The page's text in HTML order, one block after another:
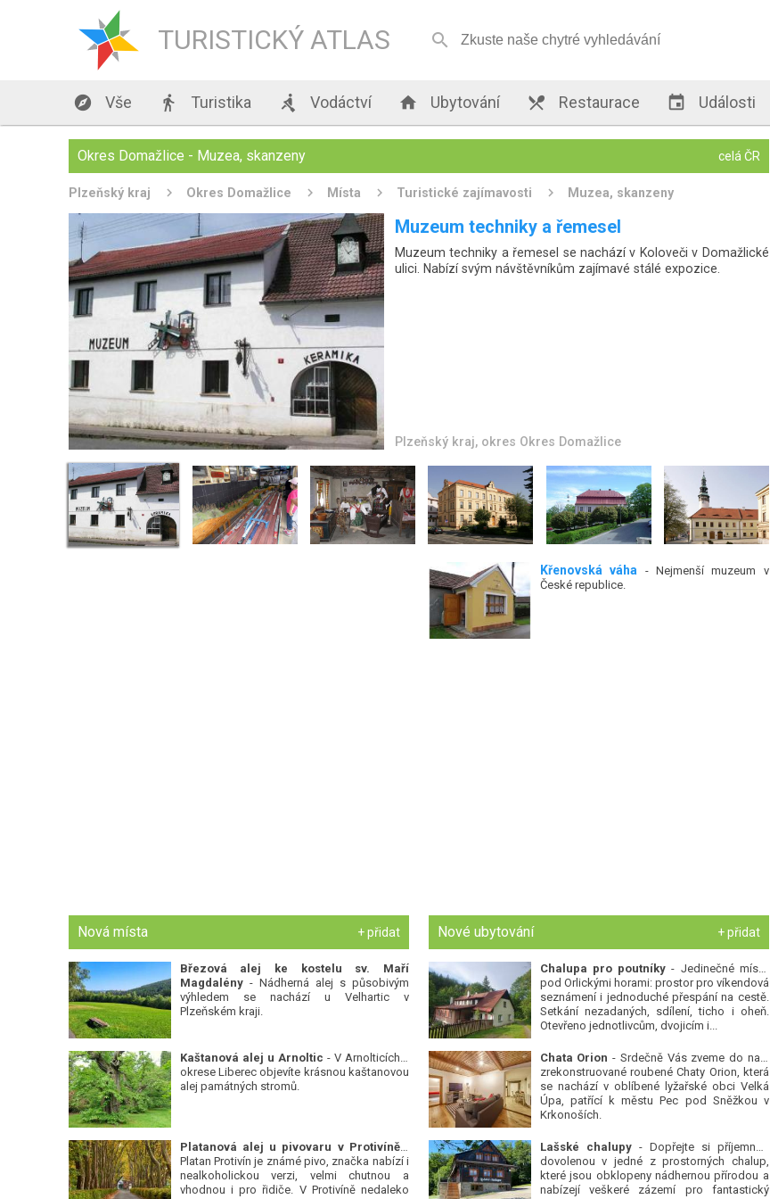
TURISTICKÝ ATLAS 
 Vše  Turistika  Vodáctví  Ubytování  Restaurace  Události
Okres Domažlice - Muzea, skanzeny celá ČR
Plzeňský kraj Okres Domažlice Místa Turistické zajímavosti Muzea, skanzeny
Muzeum techniky a řemesel
Muzeum techniky a řemesel se nachází v Koloveči v Domažlické
ulici. Nabízí svým návštěvníkům zajímavé stálé expozice.
Plzeňský kraj, okres Okres Domažlice
Křenovská váha - Nejmenší muzeum v
České republice.
Nová místa + přidat
Březová alej ke kostelu sv. Maří
Magdalény- Nádherná alej s působivým
výhledem se nachází u Velhartic v
Plzeňském kraji.
Kaštanová alej u Arnoltic - V Arnolticích v
okrese Liberec objevíte krásnou kaštanovou
alej památných stromů.
Platanová alej u pivovaru v Protivíně-
Platan Protivín je známé pivo, značka nabízí i
nealkoholickou verzi, velmi chutnou a
vhodnou i pro řidiče. V Protivíně nedaleko
Nové ubytování + přidat
Chalupa pro poutníky - Jedinečné místo
pod Orlickými horami: prostor pro víkendová
seznámení i jednoduché přespání na cestě.
Setkání nezadaných, sdílení, ticho i oheň.
Otevřeno jednotlivcům, dvojicím i...
Chata Orion - Srdečně Vás zveme do naší
zrekonstruované roubené Chaty Orion, která
se nachází v oblíbené lyžařské obci Velká
Úpa, patřící k městu Pec pod Sněžkou v
Krkonoších.
Lašské chalupy- Dopřejte si příjemnou
dovolenou v jedné z prostorných chalup,
které jsou obklopeny nádhernou přírodou a
nabízejí veškeré zázemí pro fantastický